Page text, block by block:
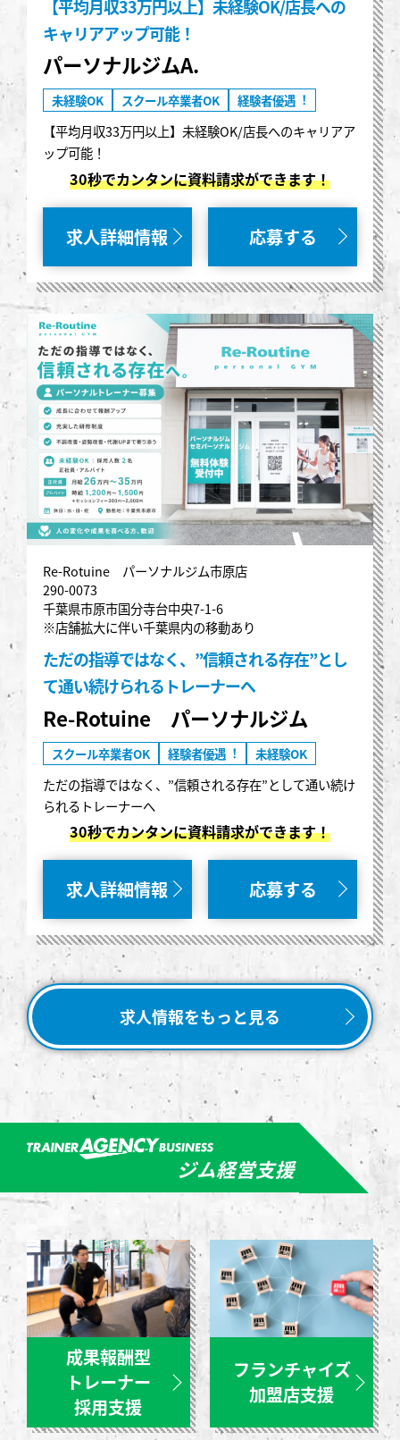
【平均月収33万円以上】未経験OK/店長への
キャリアアップ可能！
パーソナルジムA.
未経験OK スクール卒業者OK 経験者優遇︕
【平均月収33万円以上】未経験OK/店長へのキャリアア
ップ可能！
30秒でカンタンに資料請求ができます！
求人詳細情報 応募する
Re-Rotuine パーソナルジム市原店
290-0073
千葉県市原市国分寺台中央7-1-6
※店舗拡大に伴い千葉県内の移動あり
ただの指導ではなく、”信頼される存在”とし
て通い続けられるトレーナーへ
Re-Rotuine パーソナルジム
スクール卒業者OK 経験者優遇︕ 未経験OK
ただの指導ではなく、”信頼される存在”として通い続け
られるトレーナーへ
30秒でカンタンに資料請求ができます！
求人詳細情報 応募する
求人情報をもっと見る
ジム経営支援
成果報酬型
トレーナー
採用支援
フランチャイズ
加盟店支援